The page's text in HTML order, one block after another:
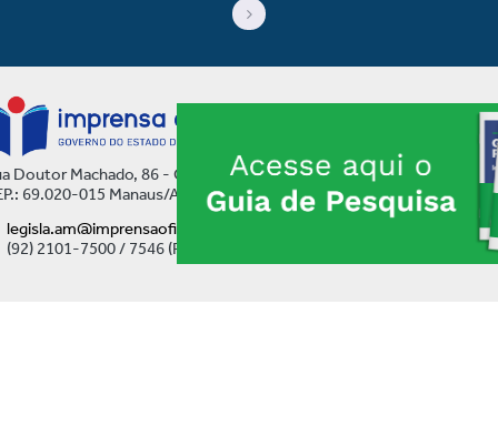
Doutor Machado, 86 - Centro
69.020-015 Manaus/AM
legisla.am@imprensaoficial.am.gov.br
(92) 2101-7500 / 7546 (Ramal)